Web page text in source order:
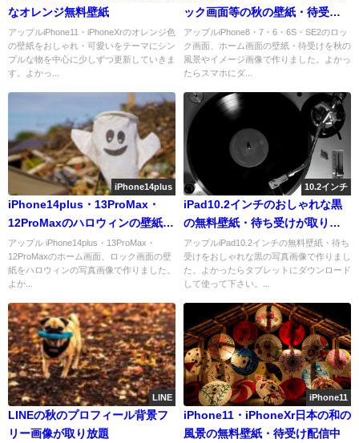
なオレンジ無料壁紙
アップルiPhone11・iPhoneXrのオレンジ色
の壁紙をおしゃれ・可愛いをテーマにシン
プルな物を中心に少しずつ更新していきま
す。よかっ...
ック画面等の秋の壁紙・待受け
を配信中
アップルiPhone8・7・6・6S・SE2のロッ
ク画面、ホーム画面の壁紙・待受けを秋の
風景やイメージ画像で作りました。よかっ
たらスマホにダ...
iPhone14plus
iPhone14plus・13ProMax・
12ProMaxのハロウィンの壁紙を
配信中
アップル iPhone14plus・13ProMax・
12ProMaxのホーム画面、ロック画面の壁
紙をハロウィンの写真画像で作りました。
よか...
10.2インチ
iPad10.2インチのおしゃれな黒
の無料壁紙・待ち受けが取り放
題！
アップルiPad10.2インチの無料壁紙・待ち
受けをおしゃれな黒の写真画像で作りまし
た。よかったらタブレットにダウンロード
して使って下さい。...
LINE
LINEの秋のプロフィール背景フ
リー画像が取り放題
iPhone11
iPhone11・iPhoneXr日本の和の
風景の無料壁紙・待受け配信中